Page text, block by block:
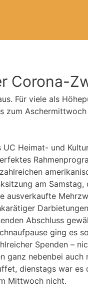
Corona-
Für viele als
zum
Heimat- und
am
Abschluss
ging es
Spenden –
ganz nebenbei
dienstags war
Mittwoch nicht.